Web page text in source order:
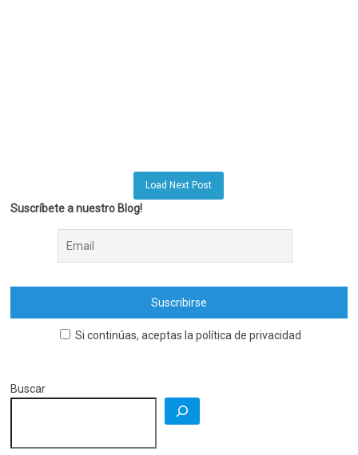
Load Next Post
Suscríbete a nuestro Blog!
Si continúas, aceptas la política de privacidad
Buscar